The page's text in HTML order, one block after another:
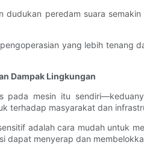
peredam suara
yang lebih tenang
Dampak Lingkungan
mesin itu
terhadap masyarakat dan
adalah cara mudah untuk
menyerap dan